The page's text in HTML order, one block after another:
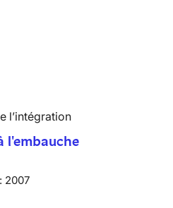
l’intégration
l'embauche
2007